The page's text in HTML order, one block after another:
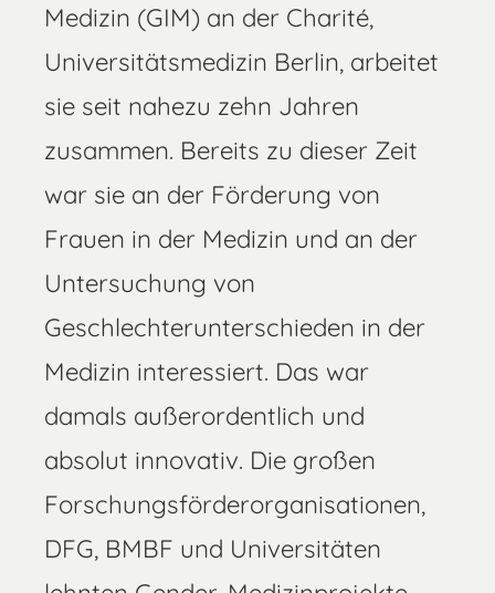
Medizin (GIM) an der Charité,
Universitätsmedizin Berlin, arbeitet
sie seit nahezu zehn Jahren
zusammen. Bereits zu dieser Zeit
war sie an der Förderung von
Frauen in der Medizin und an der
Untersuchung von
Geschlechterunterschieden in der
Medizin interessiert. Das war
damals außerordentlich und
absolut innovativ. Die großen
Forschungsförderorganisationen,
DFG, BMBF und Universitäten